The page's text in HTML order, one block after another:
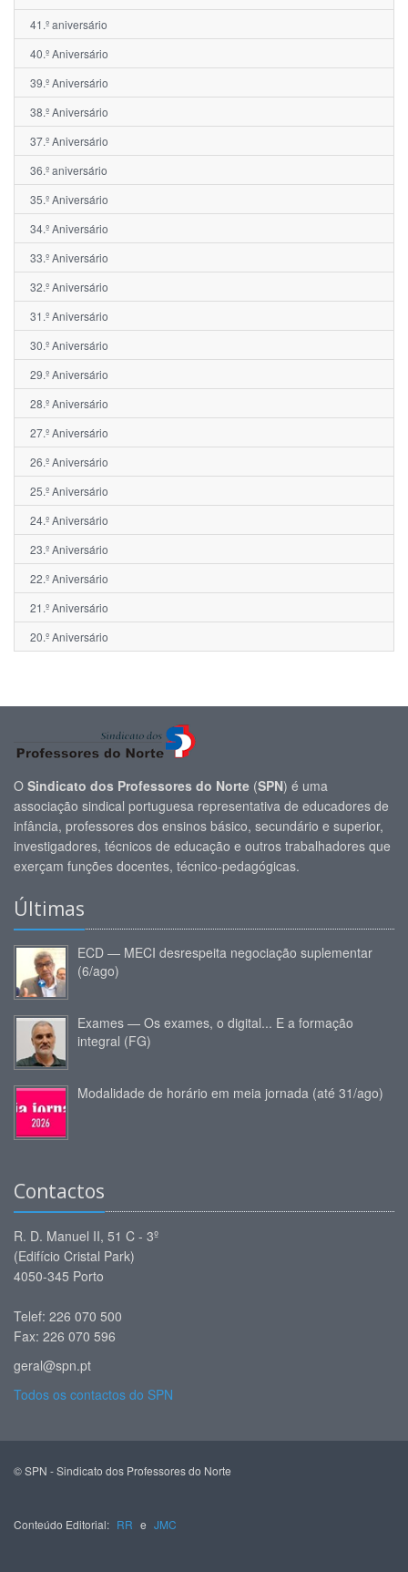
41.º aniversário
40.º Aniversário
39.º Aniversário
38.º Aniversário
37.º Aniversário
36.º aniversário
35.º Aniversário
34.º Aniversário
33.º Aniversário
32.º Aniversário
31.º Aniversário
30.º Aniversário
29.º Aniversário
28.º Aniversário
27.º Aniversário
26.º Aniversário
25.º Aniversário
24.º Aniversário
23.º Aniversário
22.º Aniversário
21.º Aniversário
20.º Aniversário
O Sindicato dos Professores do Norte (SPN) é uma
associação sindical portuguesa representativa de educadores de
infância, professores dos ensinos básico, secundário e superior,
investigadores, técnicos de educação e outros trabalhadores que
exerçam funções docentes, técnico-pedagógicas.
Últimas
ECD — MECI desrespeita negociação suplementar
(6/ago)
Exames — Os exames, o digital... E a formação
integral (FG)
Modalidade de horário em meia jornada (até 31/ago)
Contactos
R. D. Manuel II, 51 C - 3º
(Edifício Cristal Park)
4050-345 Porto
Telef: 226 070 500
Fax: 226 070 596
geral@spn.pt
Todos os contactos do SPN
© SPN - Sindicato dos Professores do Norte
Conteúdo Editorial: RR e JMC